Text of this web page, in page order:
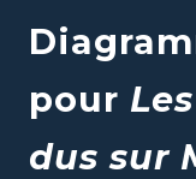
pour
dus sur